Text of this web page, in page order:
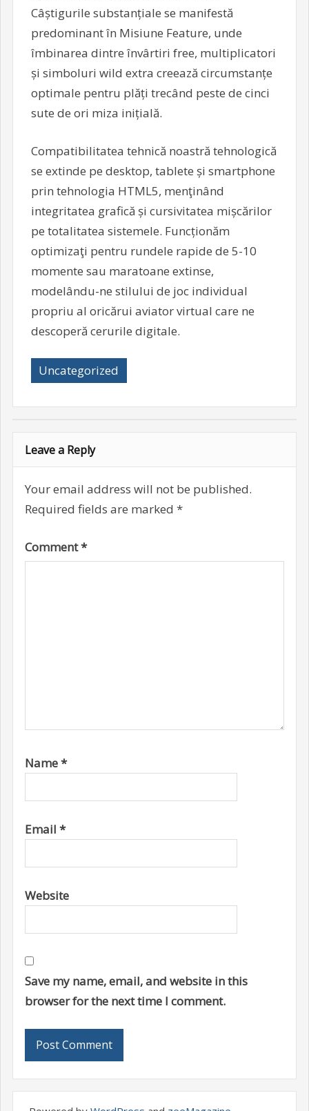
Câștigurile substanțiale se manifestă
predominant în Misiune Feature, unde
îmbinarea dintre învârtiri free, multiplicatori
și simboluri wild extra creează circumstanțe
optimale pentru plăți trecând peste de cinci
sute de ori miza inițială.
Compatibilitatea tehnică noastră tehnologică
se extinde pe desktop, tablete și smartphone
prin tehnologia HTML5, menţinând
integritatea grafică și cursivitatea mișcărilor
pe totalitatea sistemele. Funcționăm
optimizaţi pentru rundele rapide de 5-10
momente sau maratoane extinse,
modelându-ne stilului de joc individual
propriu al oricărui aviator virtual care ne
descoperă cerurile digitale.
Uncategorized
Leave a Reply
Your email address will not be published.
Required fields are marked *
Comment*
Name*
Email *
Website
Save my name, email, and website in this
browser for the next time I comment.